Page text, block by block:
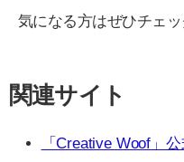
気になる方はぜひチェッ
関連サイト
「Creative Woof」